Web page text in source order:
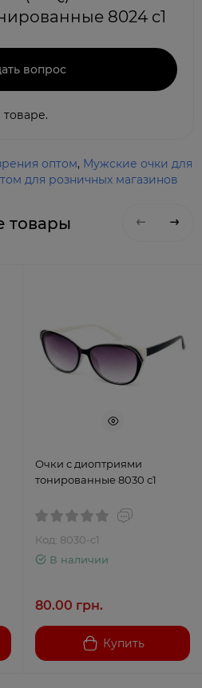
8024 c1
вопрос
оптом, Мужские очки для
для розничных магазинов
товары
Очки с диоптриями
тонированные 8030 c1
Код: 8030-c1
В наличии
80.00 грн.
Купить